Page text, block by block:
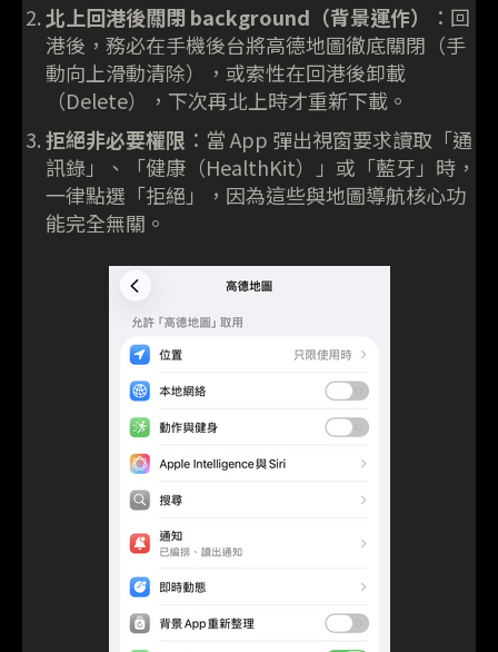
北上回港後關閉 background（背景運作）
：回
港後，務必在手機後台將高德地圖徹底關閉（手
動向上滑動清除），或索性在回港後卸載
（Delete），下次再北上時才重新下載。
拒絕非必要權限 ：當 App 彈出視窗要求讀取「通
訊錄」、「健康（HealthKit）」或「藍牙」時，
一律點選「拒絕」，因為這些與地圖導航核心功
能完全無關。